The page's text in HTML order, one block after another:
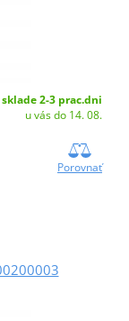
2-3 prac.dni
u vás do 14. 08.
Porovnať